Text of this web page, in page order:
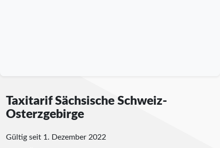
Taxitarif Sächsische Schweiz-
Osterzgebirge
Gültig seit 1. Dezember 2022